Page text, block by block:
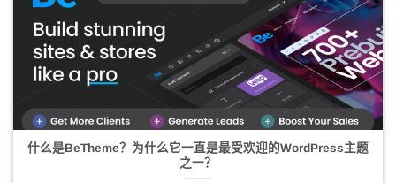
什么是BeTheme？为什么它一直是最受欢迎的WordPress主题
之一？